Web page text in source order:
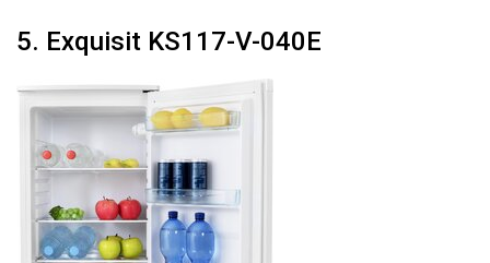
5. Exquisit KS117-V-040E